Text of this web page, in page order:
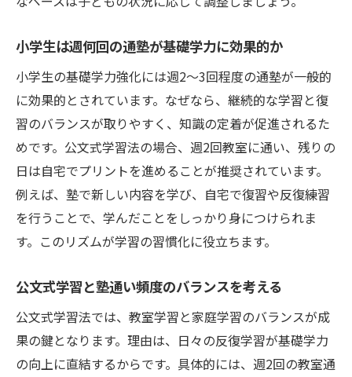
小学生は週何回の通塾が基礎学力に効果的か
小学生の基礎学力強化には週2～3回程度の通塾が一般的
に効果的とされています。なぜなら、継続的な学習と復
習のバランスが取りやすく、知識の定着が促進されるた
めです。公文式学習法の場合、週2回教室に通い、残りの
日は自宅でプリントを進めることが推奨されています。
例えば、塾で新しい内容を学び、自宅で復習や反復練習
を行うことで、学んだことをしっかり身につけられま
す。このリズムが学習の習慣化に役立ちます。
公文式学習と塾通い頻度のバランスを考える
公文式学習法では、教室学習と家庭学習のバランスが成
果の鍵となります。理由は、日々の反復学習が基礎学力
の向上に直結するからです。具体的には、週2回の教室通